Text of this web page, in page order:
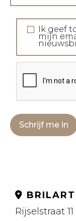
Ik geef
mijn
Schrijf me in
Rijselstraat